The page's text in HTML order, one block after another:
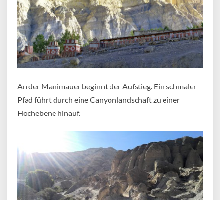
An der Manimauer beginnt der Aufstieg. Ein schmaler
Pfad führt durch eine Canyonlandschaft zu einer
Hochebene hinauf.